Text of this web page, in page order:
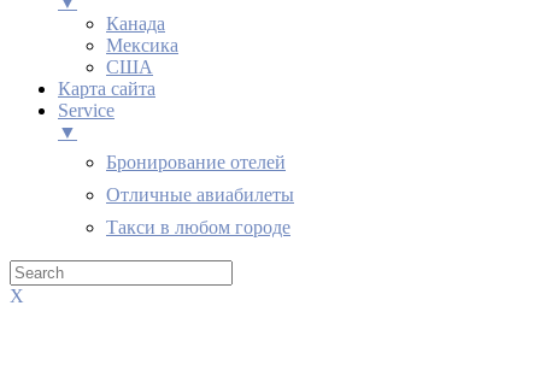
Канада
Мексика
США
Карта сайта
Service
▼
Бронирование отелей
Отличные авиабилеты
Такси в любом городе
X